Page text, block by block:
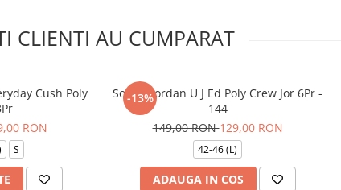
CLIENTI AU CUMPARAT
Cush Poly
RON
S
-13%
Sosete Jordan U J Ed Poly Crew Jor 6Pr -
144
149,00 RON129,00 RON
42-46 (L)
ADAUGA IN COS